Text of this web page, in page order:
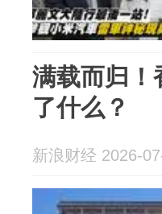
满载而归！
了什么？
新浪财经 2026-